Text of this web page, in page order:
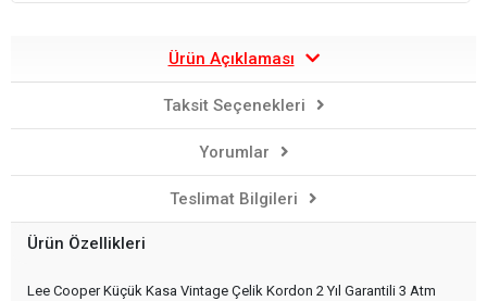
Ürün Açıklaması
Taksit Seçenekleri
Yorumlar
Teslimat Bilgileri
Ürün Özellikleri
Lee Cooper Küçük Kasa Vintage Çelik Kordon 2 Yıl Garantili 3 Atm